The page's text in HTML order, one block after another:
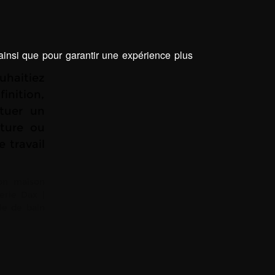
que pour garantir une expérience plus